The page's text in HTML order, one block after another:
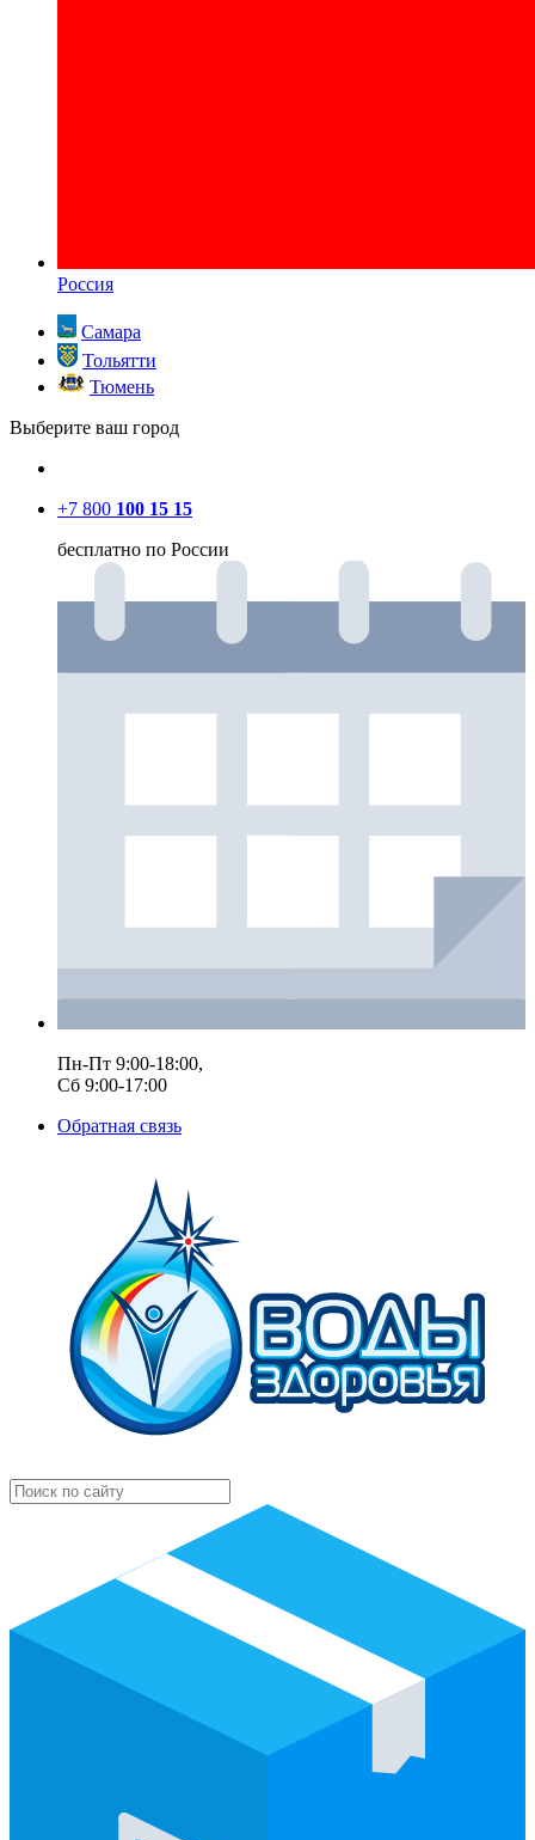
Россия
Самара
Тольятти
Тюмень
Выберите ваш город
+7 800 100 15 15
бесплатно по России
Пн-Пт 9:00-18:00,
Сб 9:00-17:00
Обратная связь